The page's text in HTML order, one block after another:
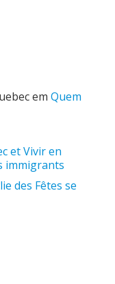
em Quem
et Vivir en
immigrants
des Fêtes se